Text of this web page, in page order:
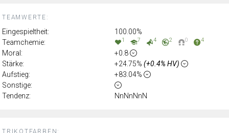
TRIKOTFARBEN:
TEAMWERTE:
Eingespieltheit:
100.00%
Teamchemie:
1 7 4 2 0 4
Moral:
+0.8
Stärke:
+24.75% (+0.4% HV)
Aufstieg:
+83.04%
Sonstige:
Tendenz:
NnNnNnN